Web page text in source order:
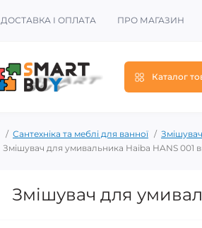
ДОСТАВКА І ОПЛАТА ПРО МАГАЗИН
Каталог
Сантехніка та меблі для ванної
Змішувач для умивальника Haiba HANS 001
Змішувач для